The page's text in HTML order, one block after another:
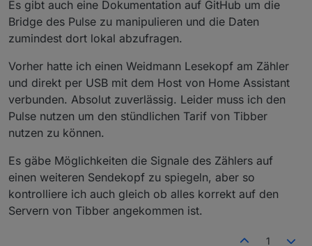
Es gibt auch eine Dokumentation auf GitHub um die
Bridge des Pulse zu manipulieren und die Daten
zumindest dort lokal abzufragen.
Vorher hatte ich einen Weidmann Lesekopf am Zähler
und direkt per USB mit dem Host von Home Assistant
verbunden. Absolut zuverlässig. Leider muss ich den
Pulse nutzen um den stündlichen Tarif von Tibber
nutzen zu können.
Es gäbe Möglichkeiten die Signale des Zählers auf
einen weiteren Sendekopf zu spiegeln, aber so
kontrolliere ich auch gleich ob alles korrekt auf den
Servern von Tibber angekommen ist.
1